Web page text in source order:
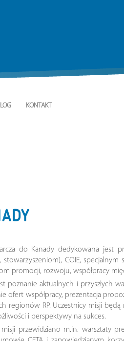
KONTAKT
do Kanady dedykowana jest
COIE,
promocji, rozwoju, współpracy
poznanie aktualnych i przyszłych
ofert współpracy, prezentacja
regionów RP. Uczestnicy misji
i perspektywy na sukces.
przewidziano m.in. warsztaty